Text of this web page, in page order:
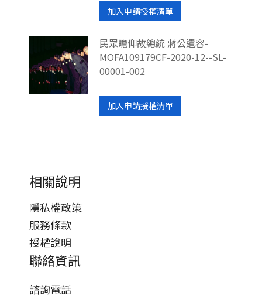
加入申請授權清單
民眾瞻仰故總統 蔣公遺容-
MOFA109179CF-2020-12--SL-
00001-002
加入申請授權清單
相關說明
隱私權政策
服務條款
授權說明
聯絡資訊
諮詢電話